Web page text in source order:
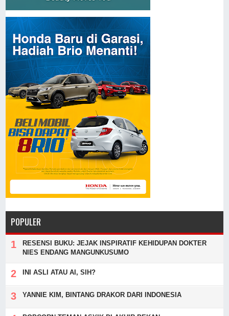
POPULER
RESENSI BUKU: JEJAK INSPIRATIF KEHIDUPAN DOKTER
NIES ENDANG MANGUNKUSUMO
INI ASLI ATAU AI, SIH?
YANNIE KIM, BINTANG DRAKOR DARI INDONESIA